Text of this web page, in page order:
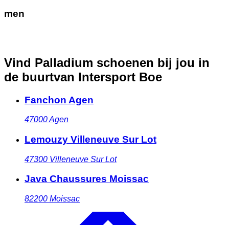
men
Vind Palladium schoenen bij jou in
de buurtvan Intersport Boe
Fanchon Agen
47000Agen
Lemouzy Villeneuve Sur Lot
47300 Villeneuve Sur Lot
Java Chaussures Moissac
82200 Moissac